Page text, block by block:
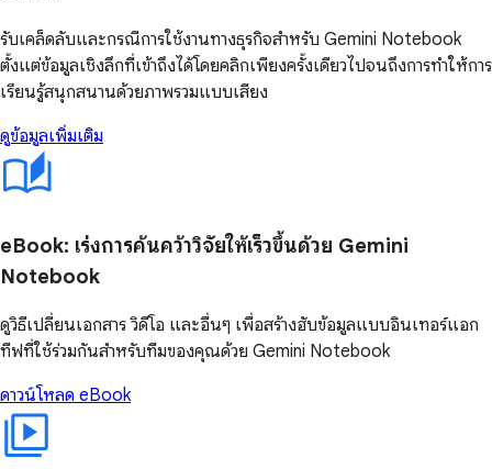
รับเคล็ดลับและกรณีการใช้งานทางธุรกิจสำหรับ Gemini Notebook
ตั้งแต่ข้อมูลเชิงลึกที่เข้าถึงได้โดยคลิกเพียงครั้งเดียวไปจนถึงการทำให้การ
เรียนรู้สนุกสนานด้วยภาพรวมแบบเสียง
ดูข้อมูลเพิ่มเติม
eBook: เร่งการค้นคว้าวิจัยให้เร็วขึ้นด้วย Gemini
Notebook
ดูวิธีเปลี่ยนเอกสาร วิดีโอ และอื่นๆ เพื่อสร้างฮับข้อมูลแบบอินเทอร์แอก
ทีฟที่ใช้ร่วมกันสำหรับทีมของคุณด้วย Gemini Notebook
ดาวน์โหลด eBook